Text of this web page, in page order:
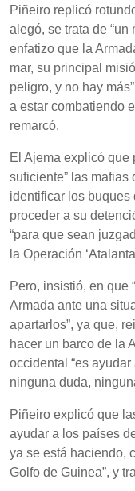
Piñeiro replicó
alegó, se trata de “un
enfatizo que la
mar, su principal
peligro, y no hay
a estar combatiendo
remarcó.
El Ajema explicó que
suficiente” las
identificar los buques
proceder a su
“para que sean
la Operación
Pero, insistió, en que
Armada ante una
apartarlos”, ya que,
hacer un barco de la
occidental “es ayudar
ninguna duda,
Piñeiro explicó que
ayudar a los países
ya se está haciendo,
Golfo de Guinea”, y